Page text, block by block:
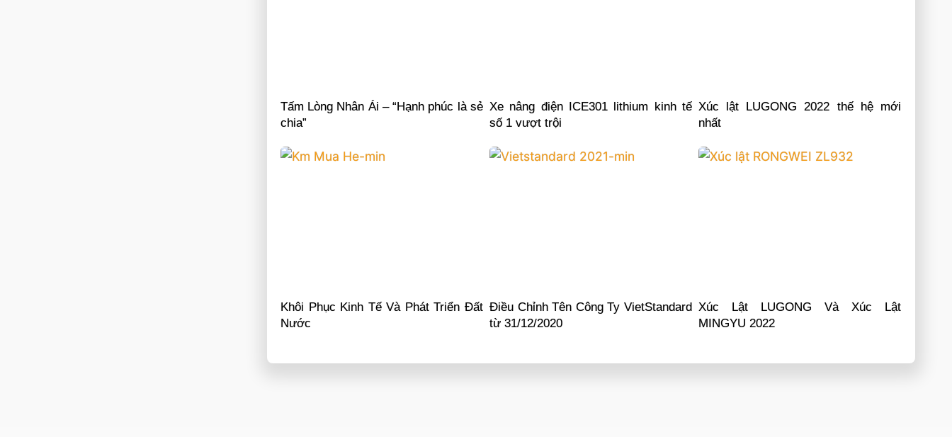
Tấm Lòng Nhân Ái – “Hạnh phúc là sẻ
chia”
Xe nâng điện ICE301 lithium kinh tế
số 1 vượt trội
Xúc lật LUGONG 2022 thế hệ mới
nhất
Khôi Phục Kinh Tế Và Phát Triển Đất
Nước
Điều Chỉnh Tên Công Ty VietStandard
từ 31/12/2020
Xúc Lật LUGONG Và Xúc Lật
MINGYU 2022